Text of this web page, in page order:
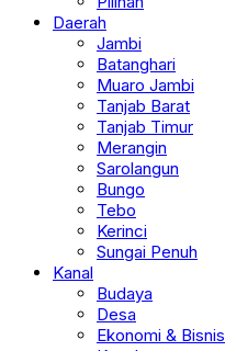
Daerah
Jambi
Batanghari
Muaro Jambi
Tanjab Barat
Tanjab Timur
Merangin
Sarolangun
Bungo
Tebo
Kerinci
Sungai Penuh
Kanal
Budaya
Desa
Ekonomi & Bisnis